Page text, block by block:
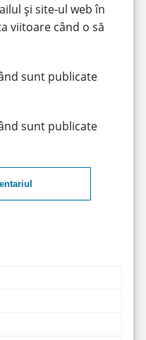
și site-ul web în
viitoare când o să
sunt publicate
sunt publicate